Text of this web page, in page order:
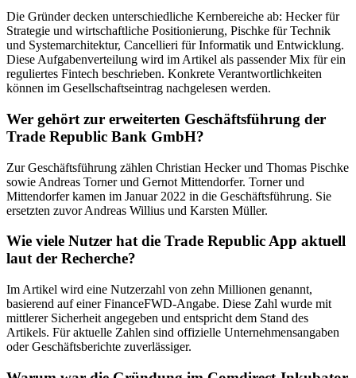
Die Gründer decken unterschiedliche Kernbereiche ab: Hecker für
Strategie und wirtschaftliche Positionierung, Pischke für Technik
und Systemarchitektur, Cancellieri für Informatik und Entwicklung.
Diese Aufgabenverteilung wird im Artikel als passender Mix für ein
reguliertes Fintech beschrieben. Konkrete Verantwortlichkeiten
können im Gesellschaftseintrag nachgelesen werden.
Wer gehört zur erweiterten Geschäftsführung der
Trade Republic Bank GmbH?
Zur Geschäftsführung zählen Christian Hecker und Thomas Pischke
sowie Andreas Torner und Gernot Mittendorfer. Torner und
Mittendorfer kamen im Januar 2022 in die Geschäftsführung. Sie
ersetzten zuvor Andreas Willius und Karsten Müller.
Wie viele Nutzer hat die Trade Republic App aktuell
laut der Recherche?
Im Artikel wird eine Nutzerzahl von zehn Millionen genannt,
basierend auf einer FinanceFWD-Angabe. Diese Zahl wurde mit
mittlerer Sicherheit angegeben und entspricht dem Stand des
Artikels. Für aktuelle Zahlen sind offizielle Unternehmensangaben
oder Geschäftsberichte zuverlässiger.